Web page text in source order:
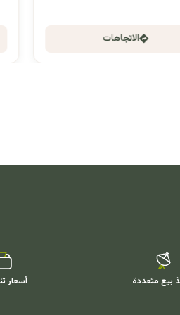
الاتجاهات
بيع متعددة أسعار